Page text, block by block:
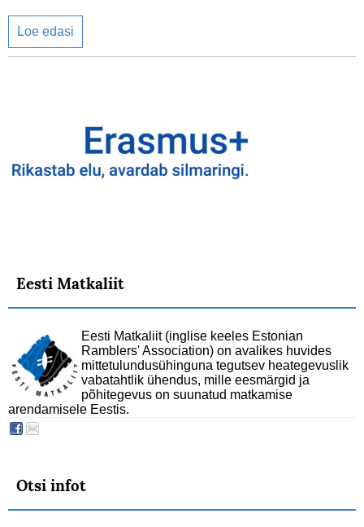
Loe edasi
Eesti Matkaliit
Eesti Matkaliit (inglise keeles Estonian
Ramblers' Association) on avalikes huvides
mittetulundusühinguna tegutsev heategevuslik
vabatahtlik ühendus, mille eesmärgid ja
põhitegevus on suunatud matkamise
arendamisele Eestis.
Otsi infot